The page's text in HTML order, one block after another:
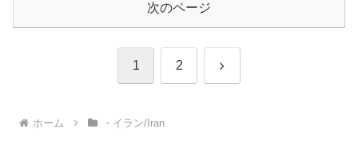
次のページ
1 2 次
ホーム ・イラン/Iran